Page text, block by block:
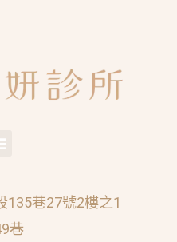
135巷27號2樓之1
巷